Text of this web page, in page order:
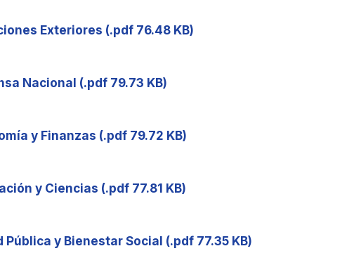
Exteriores (.pdf 76.48 KB)
Nacional (.pdf 79.73 KB)
y Finanzas (.pdf 79.72 KB)
y Ciencias (.pdf 77.81 KB)
y Bienestar Social (.pdf 77.35 KB)